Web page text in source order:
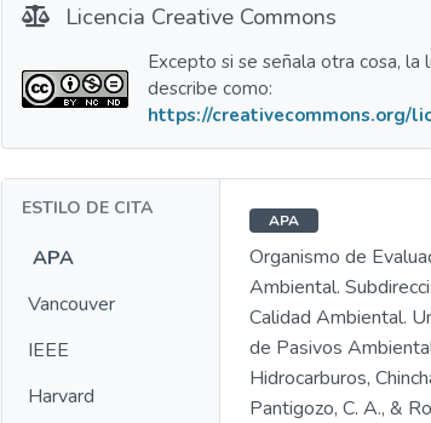
Licencia Creative Commons
Excepto si se señala otra cosa, la
describe como:
https://creativecommons.org/
ESTILO DE CITA
APA
Vancouver
IEEE
Harvard
APA
Organismo de
Ambiental.
Calidad Ambiental.
de Pasivos
Hidrocarburos,
Pantigozo, C. A., &